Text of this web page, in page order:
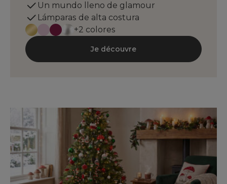
Un mundo lleno de glamour
Lámparas de alta costura
+2 colores
Je découvre